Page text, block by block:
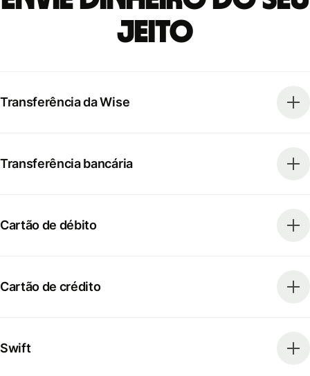
jeito
Transferência da Wise
Transferência bancária
Cartão de débito
Cartão de crédito
Swift